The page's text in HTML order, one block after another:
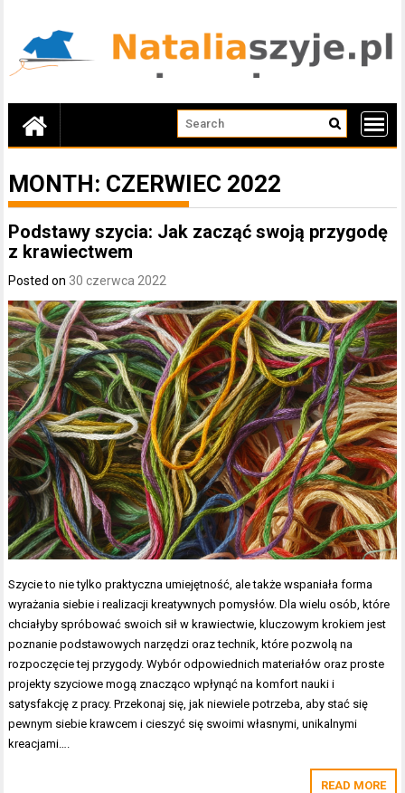
content
MONTH: CZERWIEC 2022
Podstawy szycia: Jak zacząć swoją przygodę
z krawiectwem
Posted on 30 czerwca 2022
Szycie to nie tylko praktyczna umiejętność, ale także wspaniała forma
wyrażania siebie i realizacji kreatywnych pomysłów. Dla wielu osób, które
chciałyby spróbować swoich sił w krawiectwie, kluczowym krokiem jest
poznanie podstawowych narzędzi oraz technik, które pozwolą na
rozpoczęcie tej przygody. Wybór odpowiednich materiałów oraz proste
projekty szyciowe mogą znacząco wpłynąć na komfort nauki i
satysfakcję z pracy. Przekonaj się, jak niewiele potrzeba, aby stać się
pewnym siebie krawcem i cieszyć się swoimi własnymi, unikalnymi
kreacjami….
READ MORE